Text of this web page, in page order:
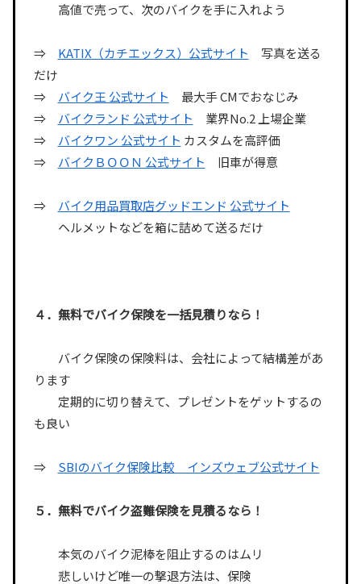
高値で売って、次のバイクを手に入れよう
⇒ KATIX（カチエックス）公式サイト 写真を送る
だけ
⇒ バイク王 公式サイト 最大手 CMでおなじみ
⇒ バイクランド 公式サイト 業界No.2 上場企業
⇒ バイクワン 公式サイト カスタムを高評価
⇒ バイクＢＯＯＮ 公式サイト 旧車が得意
⇒ バイク用品買取店グッドエンド 公式サイト
ヘルメットなどを箱に詰めて送るだけ
４．無料でバイク保険を一括見積りなら！
バイク保険の保険料は、会社によって結構差があ
ります
定期的に切り替えて、プレゼントをゲットするの
も良い
⇒ SBIのバイク保険比較 インズウェブ公式サイト
５．無料でバイク盗難保険を見積るなら！
本気のバイク泥棒を阻止するのはムリ
悲しいけど唯一の撃退方法は、保険